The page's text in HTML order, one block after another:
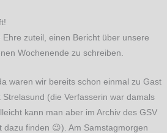
zuteil, einen Bericht über unsere
Wochenende zu schreiben.
waren wir bereits schon einmal zu Gast
(die Verfasserin war damals
kann man aber im Archiv des GSV
dazu finden 😉). Am Samstagmorgen